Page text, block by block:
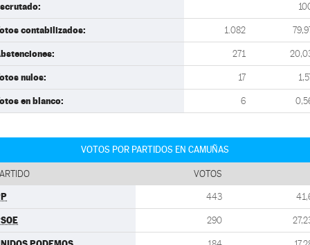
contabilizados: 1.082
271
nulos: 17
en blanco: 6
VOTOS POR PARTIDOS EN CAMUÑAS
VOTOS
443
290